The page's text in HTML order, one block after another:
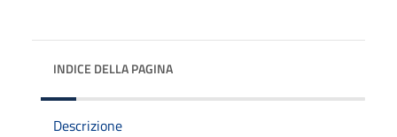
INDICE DELLA PAGINA
Descrizione